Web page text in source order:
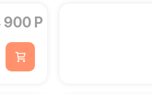
900 Р